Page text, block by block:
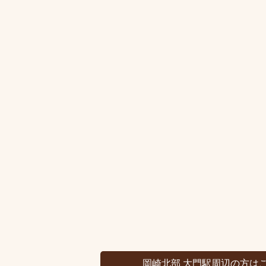
岡崎北部 大門駅周辺の方は